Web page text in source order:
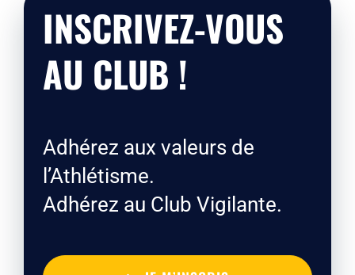
INSCRIVEZ-VOUS
AU CLUB !
Adhérez aux valeurs de
l’Athlétisme.
Adhérez au Club Vigilante.